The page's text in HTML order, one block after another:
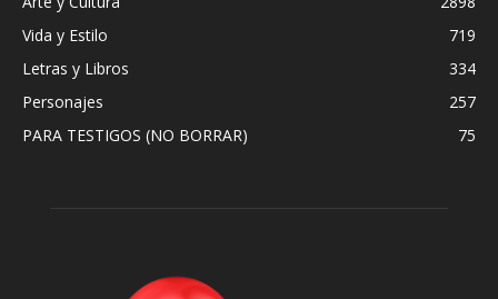
Vida y Estilo
719
Letras y Libros
334
Personajes
257
PARA TESTIGOS (NO BORRAR)
75